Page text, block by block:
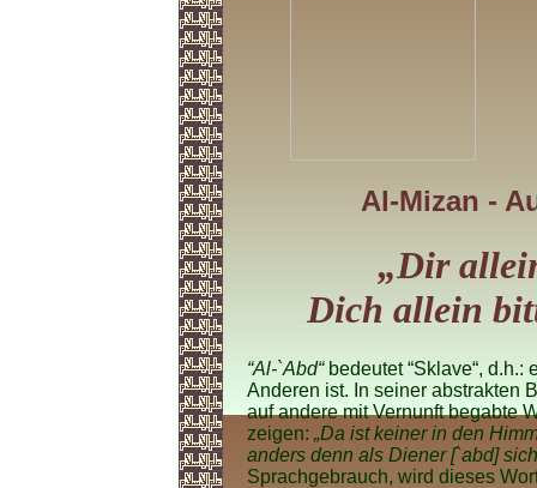
Al-Mizan -
„Dir
Dich allein
“Al-`Abd“bedeutet “Sklave“, d.h.:
Anderen ist. In seiner abstrakten
auf andere mit Vernunft begabte
zeigen: „Da ist keiner in den
anders denn als Diener [`abd]
Sprachgebrauch, wird dieses